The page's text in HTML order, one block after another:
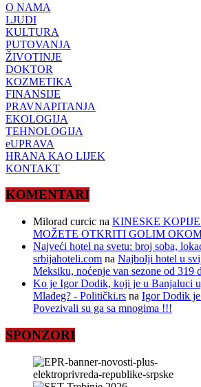
O NAMA
LJUDI
KULTURA
PUTOVANJA
ŽIVOTINJE
DOKTOR
KOZMETIKA
FINANSIJE
PRAVNAPITANJA
EKOLOGIJA
TEHNOLOGIJA
eUPRAVA
HRANA KAO LIJEK
KONTAKT
KOMENTARI
Milorad curcic na KINESKE
MOŽETE OTKRITI GOLIM
Najveći hotel na svetu: broj soba,
srbijahoteli.com na Najbolji hotel u
Meksiku, noćenje van sezone od 319
Ko je Igor Dodik, koji je u Banjaluci
Mlađeg? - Politički.rs na Igor Dodik
Povezivali su ga sa mnogima !!!
SPONZORI